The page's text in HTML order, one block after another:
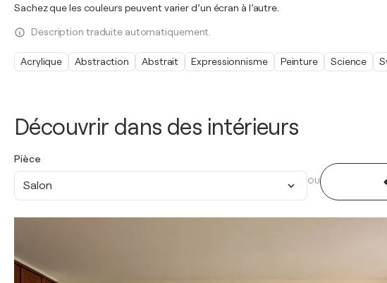
Découvrir dans des intérieurs
Pièce
Salon OU
Sachez que les couleurs peuvent varier d’un écran à l’autre.
Description traduite automatiquement.
Acrylique Abstraction Abstrait Expressionnisme Peinture Science